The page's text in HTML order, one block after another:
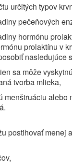
určitých typov
pečeňových
hormónu
prolaktínu v
nasledujúce
sa môže
tvorba mlieka,
menštruáciu alebo
.
postihovať menej